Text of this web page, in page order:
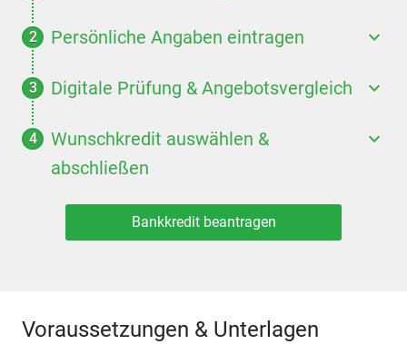
Persönliche Angaben eintragen
Digitale Prüfung & Angebotsvergleich
Wunschkredit auswählen &
abschließen
Bankkredit beantragen
Voraussetzungen & Unterlagen